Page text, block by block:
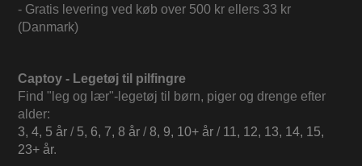
- Gratis levering ved køb over 500 kr ellers 33 kr
(Danmark)
Captoy - Legetøj til pilfingre
Find "leg og lær"-legetøj til børn, piger og drenge efter
alder:
3, 4, 5 år / 5, 6, 7, 8 år /8, 9, 10+ år / 11, 12, 13, 14, 15,
23+ år.